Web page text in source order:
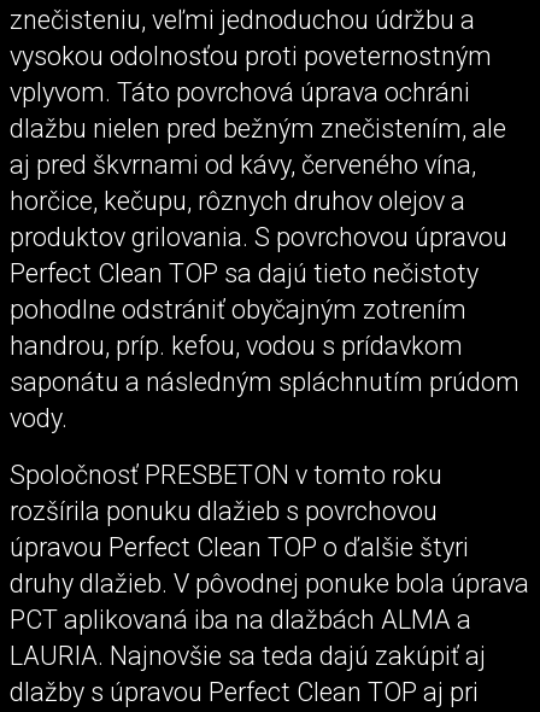
znečisteniu, veľmi jednoduchou údržbu a
vysokou odolnosťou proti poveternostným
vplyvom. Táto povrchová úprava ochráni
dlažbu nielen pred bežným znečistením, ale
aj pred škvrnami od kávy, červeného vína,
horčice, kečupu, rôznych druhov olejov a
produktov grilovania. S povrchovou úpravou
Perfect Clean TOP sa dajú tieto nečistoty
pohodlne odstrániť obyčajným zotrením
handrou, príp. kefou, vodou s prídavkom
saponátu a následným spláchnutím prúdom
vody.
Spoločnosť PRESBETON v tomto roku
rozšírila ponuku dlažieb s povrchovou
úpravou Perfect Clean TOP o ďalšie štyri
druhy dlažieb. V pôvodnej ponuke bola úprava
PCT aplikovaná iba na dlažbách ALMA a
LAURIA. Najnovšie sa teda dajú zakúpiť aj
dlažby s úpravou Perfect Clean TOP aj pri